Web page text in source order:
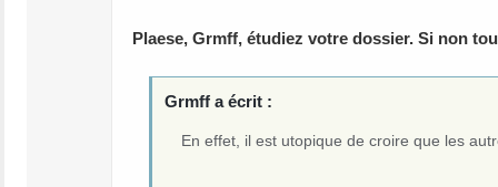
Plaese, Grmff, étudiez votre dossier. Si non
Grmff a écrit :
En effet, il est utopique de croire que les